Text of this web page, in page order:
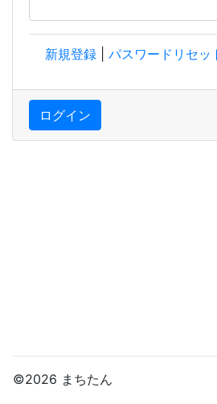
新規登録 パスワードリセッ
ログイン
©2026 まちたん